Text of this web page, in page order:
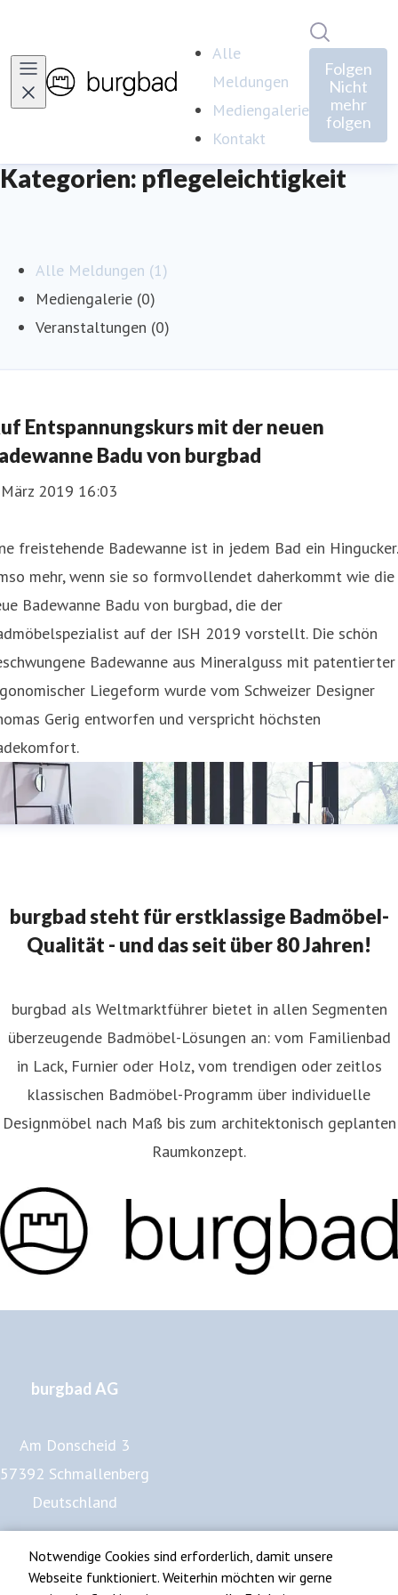
Notwendige Cookies sind erforderlich, damit unsere
Webseite funktioniert. Weiterhin möchten wir gerne
Alle
Meldungen
Mediengalerie
Kontakt
Folgen
Nicht
mehr
folgen
Kategorien: pflegeleichtigkeit
Alle Meldungen (1)
Mediengalerie (0)
Veranstaltungen (0)
Entspannungskurs mit der neuen
Badu von burgbad
2019 16:03
freistehende Badewanne ist in jedem Bad ein Hingucker.
mehr, wenn sie so formvollendet daherkommt wie die
Badewanne Badu von burgbad, die der
auf der ISH 2019 vorstellt. Die schön
Badewanne aus Mineralguss mit patentierter
Liegeform wurde vom Schweizer Designer
Gerig entworfen und verspricht höchsten
burgbad steht für erstklassige Badmöbel-
Qualität - und das seit über 80 Jahren!
burgbad als Weltmarktführer bietet in allen Segmenten
überzeugende Badmöbel-Lösungen an: vom Familienbad
in Lack, Furnier oder Holz, vom trendigen oder zeitlos
klassischen Badmöbel-Programm über individuelle
Designmöbel nach Maß bis zum architektonisch geplanten
Raumkonzept.
burgbad AG
Am Donscheid 3
57392 Schmallenberg
Deutschland
www.burgbad.de
Impressum
Datenschutz